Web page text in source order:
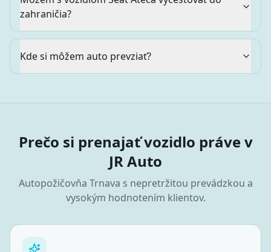
zahraničia?
Kde si môžem auto prevziať?
Prečo si prenajať vozidlo práve v
JR Auto
Autopožičovňa Trnava s nepretržitou prevádzkou a
vysokým hodnotením klientov.